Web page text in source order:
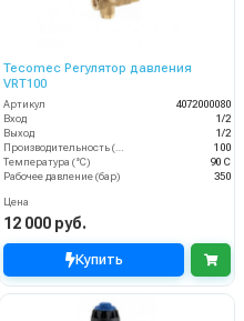
Tecomec Регулятор давления
VRT100
Артикул
4072000080
Вход
1/2
Выход
1/2
100
Температура (°C)
90 С
Рабочее давление (бар)
350
Цена
12 000 руб.
Купить